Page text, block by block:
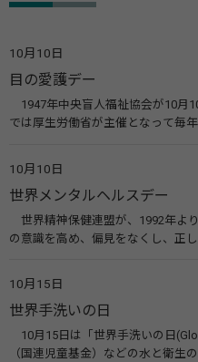
10月10日
目の愛護デー
1947年中央盲人福祉協会が10月
では厚生労働省が主催となって毎
会）
10月10日
世界メンタルヘルスデー
世界精神保健連盟が、1992年よ
の意識を高め、偏見をなくし、正
す。 関連リンク 世界メンタルヘルスデー（厚生労働省） 働く人のメンタ
ルヘルス・ポータルサイト「ここ
10月15日
世界手洗いの日
10月15日は「世界手洗いの日
（国連児童基金）などの水と衛生